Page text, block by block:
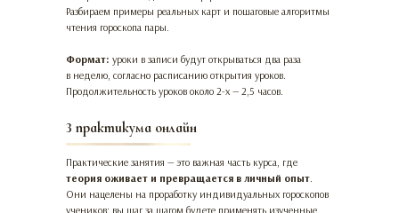
Практические занятия — это важная часть курса, где
теория оживает и превращается в личный опыт.
Они нацелены на проработку индивидуальных гороскопов
учеников: вы шаг за шагом будете применять изученные
3 практикума онлайн
Разбираем примеры реальных карт и пошаговые алгоритмы
чтения гороскопа пары.
Формат: уроки в записи будут открываться два раза
в неделю, согласно расписанию открытия уроков.
Продолжительность уроков около 2-х — 2,5 часов.